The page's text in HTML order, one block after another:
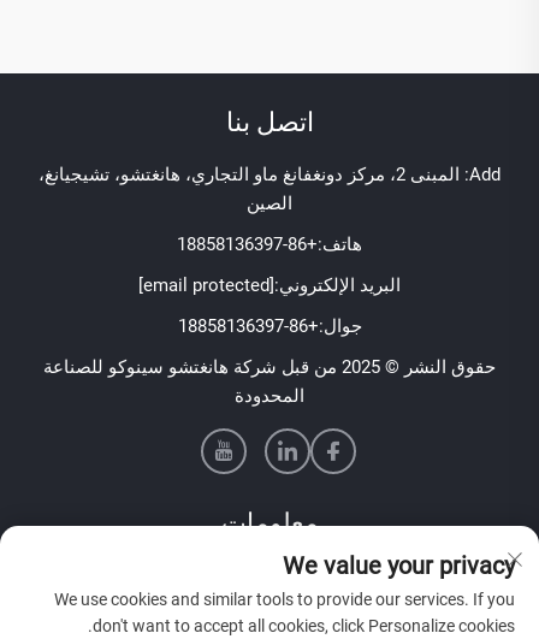
اتصل بنا
Add: المبنى 2، مركز دونغفانغ ماو التجاري، هانغتشو، تشيجيانغ،
الصين
هاتف:+86-18858136397
البريد الإلكتروني:[email protected]
جوال:+86-18858136397
حقوق النشر © 2025 من قبل شركة هانغتشو سينوكو للصناعة
المحدودة
معلومات
اشترك لتلقي نشرتنا الإخبارية الأسبوعية
We value your privacy
We use cookies and similar tools to provide our services. If you
don't want to accept all cookies, click Personalize cookies.